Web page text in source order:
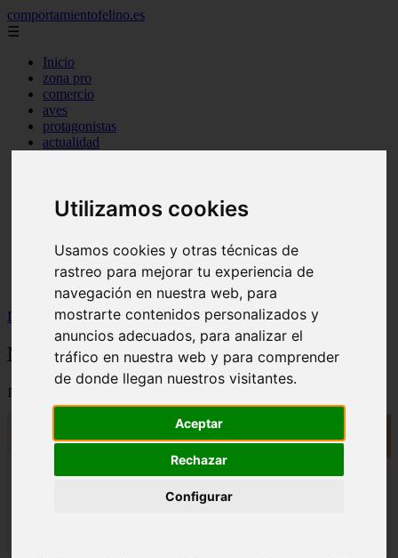
Utilizamos cookies
Usamos cookies y otras técnicas de
rastreo para mejorar tu experiencia de
navegación en nuestra web, para
mostrarte contenidos personalizados y
anuncios adecuados, para analizar el
tráfico en nuestra web y para comprender
de donde llegan nuestros visitantes.
Aceptar
Rechazar
Configurar
comportamientofelino.es
☰
Inicio
zona pro
comercio
aves
protagonistas
actualidad
canal tv
nombres para gatos
tablon de anuncios
uncategorized
Inicio
gatos2 >Nombres Aesthetic para Gatos Hembras
Nombres Aesthetic para Gatos Hembras
📅 12/06/2025